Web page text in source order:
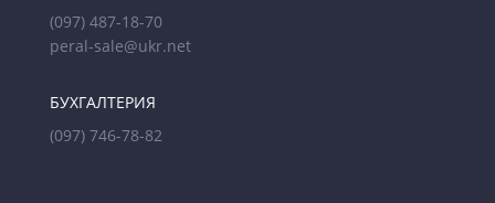
(097) 487-18-70
peral-sale@ukr.net
БУХГАЛТЕРИЯ
(097) 746-78-82